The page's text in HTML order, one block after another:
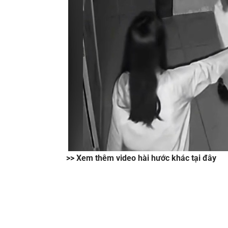
>> Xem thêm video hài hước khác tại đây